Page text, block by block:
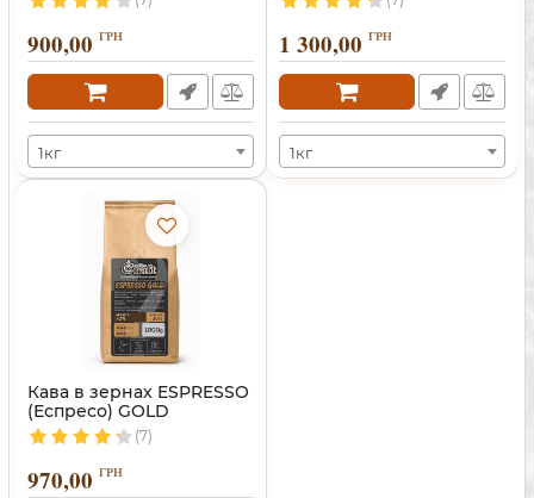
900,00 ГРН
1кг
1 300,00 ГРН
1кг
Кава в зернах ESPRESSO
(Еспресо) GOLD
(7)
970,00 ГРН